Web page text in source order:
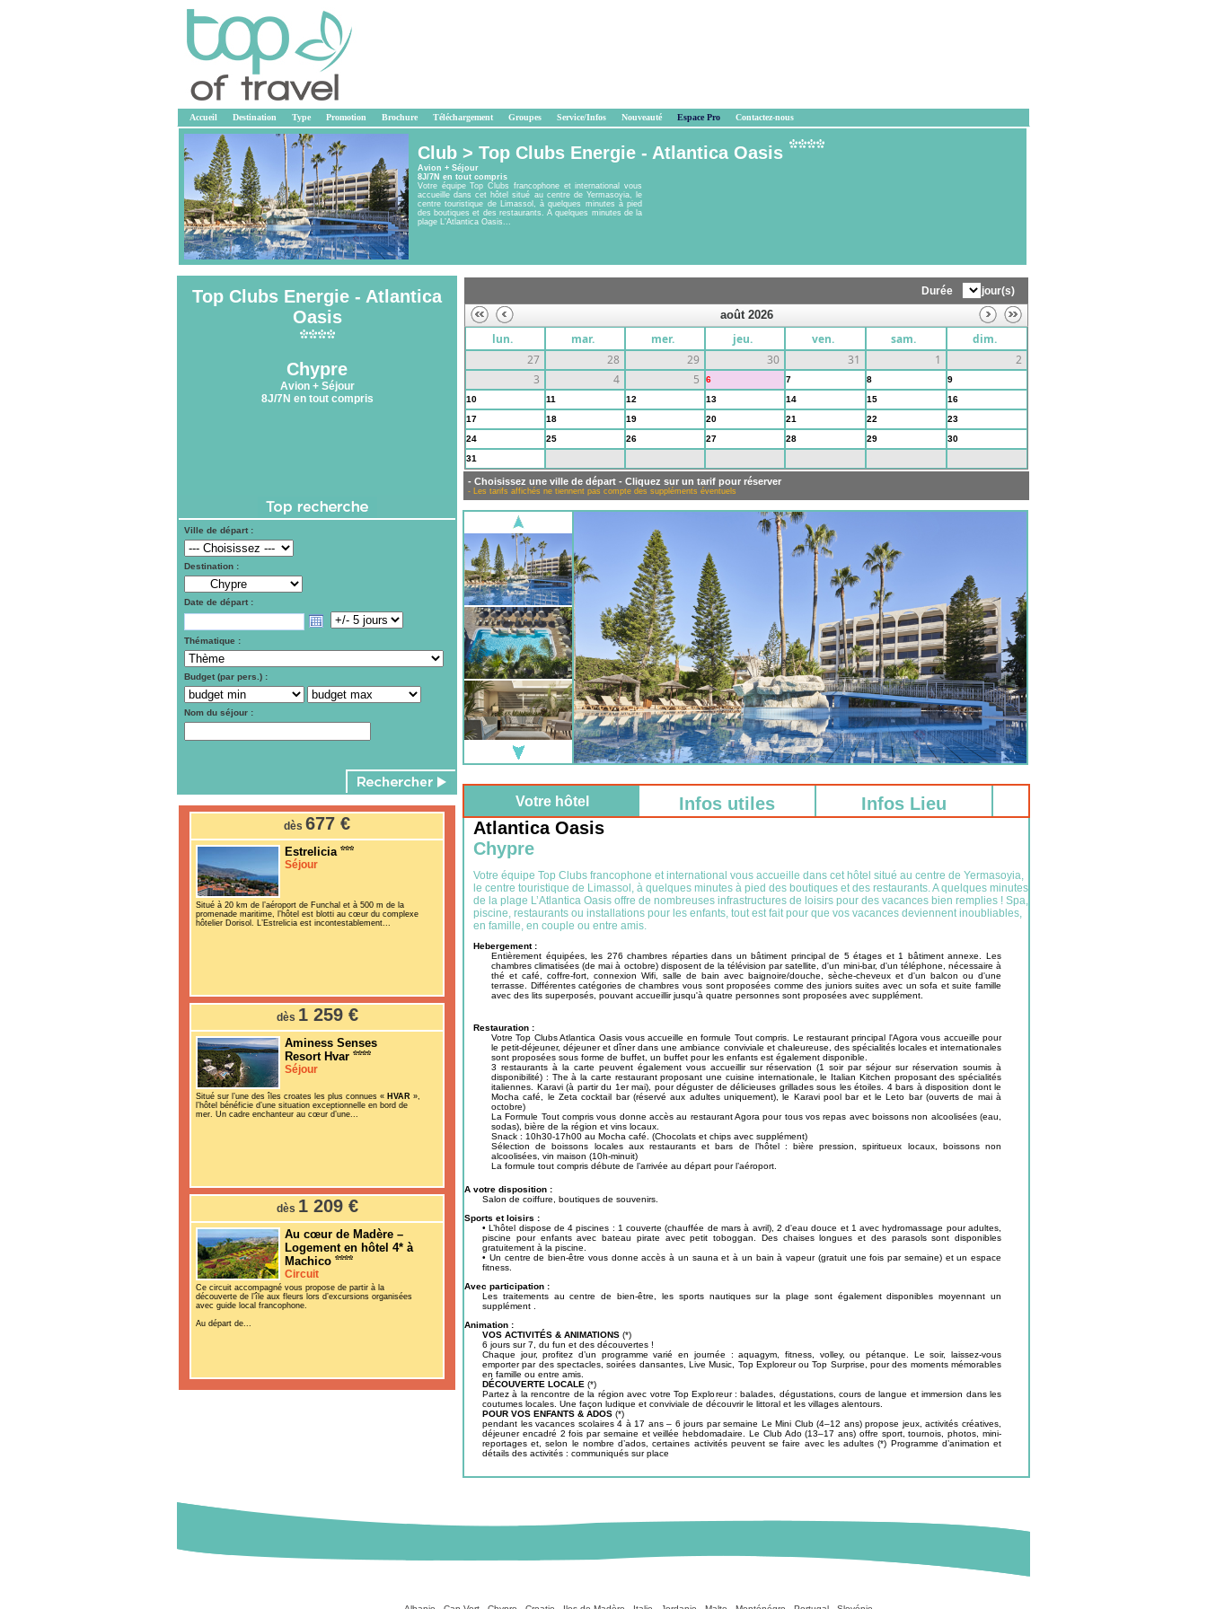
Accueil Destination Type Promotion Brochure Téléchargement Groupes Service/Infos Nouveauté Espace Pro Contactez-nous
Club > Top Clubs Energie - Atlantica Oasis
Avion + Séjour
8J/7N en tout compris
Votre équipe Top Clubs francophone et international vous
accueille dans cet hôtel situé au centre de Yermasoyia, le
centre touristique de Limassol, à quelques minutes à pied
des boutiques et des restaurants. A quelques minutes de la
plage L’Atlantica Oasis...
Top Clubs Energie - Atlantica
Oasis
Chypre
Avion + Séjour
8J/7N en tout compris
Ville de départ :
Destination :
Date de départ :
Thématique :
Budget (par pers.) :
Nom du séjour :
dès 677 €
Estrelicia
Séjour
Situé à 20 km de l’aéroport de Funchal et à 500 m de la
promenade maritime, l’hôtel est blotti au cœur du complexe
hôtelier Dorisol. L’Estrelicia est incontestablement...
dès 1 259 €
Aminess Senses
Resort Hvar
Séjour
Situé sur l’une des îles croates les plus connues « HVAR »,
l’hôtel bénéficie d’une situation exceptionnelle en bord de
mer. Un cadre enchanteur au cœur d’une...
dès 1 209 €
Au cœur de Madère –
Logement en hôtel 4* à
Machico
Circuit
Ce circuit accompagné vous propose de partir à la
découverte de l’île aux fleurs lors d’excursions organisées
avec guide local francophone.
Au départ de...
Durée jour(s)
août 2026
lun.
mar. mer. jeu. ven. sam.
dim.
27
28 29 30 31 1
2
3
4 5 6 7 8
9
10
11 12 13 14 15
16
17
18 19 20 21 22
23
24
25 26 27 28 29
30
31
- Choisissez une ville de départ - Cliquez sur un tarif pour réserver
- Les tarifs affichés ne tiennent pas compte des suppléments éventuels
Votre hôtel Infos utiles
Infos Lieu
Atlantica Oasis
Chypre
Votre équipe Top Clubs francophone et international vous accueille dans cet hôtel situé au centre de Yermasoyia,
le centre touristique de Limassol, à quelques minutes à pied des boutiques et des restaurants. A quelques minutes
de la plage L’Atlantica Oasis offre de nombreuses infrastructures de loisirs pour des vacances bien remplies ! Spa,
piscine, restaurants ou installations pour les enfants, tout est fait pour que vos vacances deviennent inoubliables,
en famille, en couple ou entre amis.
Hebergement :
Entièrement équipées, les 276 chambres réparties dans un bâtiment principal de 5 étages et 1 bâtiment annexe. Les
chambres climatisées (de mai à octobre) disposent de la télévision par satellite, d'un mini-bar, d'un téléphone, nécessaire à
thé et café, coffre-fort, connexion Wifi, salle de bain avec baignoire/douche, sèche-cheveux et d'un balcon ou d'une
terrasse. Différentes catégories de chambres vous sont proposées comme des juniors suites avec un sofa et suite famille
avec des lits superposés, pouvant accueillir jusqu'à quatre personnes sont proposées avec supplément.
Restauration :
Votre Top Clubs Atlantica Oasis vous accueille en formule Tout compris. Le restaurant principal l'Agora vous accueille pour
le petit-déjeuner, déjeuner et dîner dans une ambiance conviviale et chaleureuse, des spécialités locales et internationales
sont proposées sous forme de buffet, un buffet pour les enfants est également disponible.
3 restaurants à la carte peuvent également vous accueillir sur réservation (1 soir par séjour sur réservation soumis à
disponibilité) : The à la carte restaurant proposant une cuisine internationale, le Italian Kitchen proposant des spécialités
italiennes. Karavi (à partir du 1er mai), pour déguster de délicieuses grillades sous les étoiles. 4 bars à disposition dont le
Mocha café, le Zeta cocktail bar (réservé aux adultes uniquement), le Karavi pool bar et le Leto bar (ouverts de mai à
octobre)
La Formule Tout compris vous donne accès au restaurant Agora pour tous vos repas avec boissons non alcoolisées (eau,
sodas), bière de la région et vins locaux.
Snack : 10h30-17h00 au Mocha café. (Chocolats et chips avec supplément)
Sélection de boissons locales aux restaurants et bars de l’hôtel : bière pression, spiritueux locaux, boissons non
alcoolisées, vin maison (10h-minuit)
La formule tout compris débute de l’arrivée au départ pour l’aéroport.
A votre disposition :
Salon de coiffure, boutiques de souvenirs.
Sports et loisirs :
• L’hôtel dispose de 4 piscines : 1 couverte (chauffée de mars à avril), 2 d'eau douce et 1 avec hydromassage pour adultes,
piscine pour enfants avec bateau pirate avec petit toboggan. Des chaises longues et des parasols sont disponibles
gratuitement à la piscine.
• Un centre de bien-être vous donne accès à un sauna et à un bain à vapeur (gratuit une fois par semaine) et un espace
fitness.
Avec participation :
Les traitements au centre de bien-être, les sports nautiques sur la plage sont également disponibles moyennant un
supplément .
Animation :
VOS ACTIVITÉS & ANIMATIONS (*)
6 jours sur 7, du fun et des découvertes !
Chaque jour, profitez d’un programme varié en journée : aquagym, fitness, volley, ou pétanque. Le soir, laissez-vous
emporter par des spectacles, soirées dansantes, Live Music, Top Exploreur ou Top Surprise, pour des moments mémorables
en famille ou entre amis.
DÉCOUVERTE LOCALE (*)
Partez à la rencontre de la région avec votre Top Exploreur : balades, dégustations, cours de langue et immersion dans les
coutumes locales. Une façon ludique et conviviale de découvrir le littoral et les villages alentours.
POUR VOS ENFANTS & ADOS (*)
pendant les vacances scolaires 4 à 17 ans – 6 jours par semaine Le Mini Club (4–12 ans) propose jeux, activités créatives,
déjeuner encadré 2 fois par semaine et veillée hebdomadaire. Le Club Ado (13–17 ans) offre sport, tournois, photos, mini-
reportages et, selon le nombre d’ados, certaines activités peuvent se faire avec les adultes (*) Programme d’animation et
détails des activités : communiqués sur place